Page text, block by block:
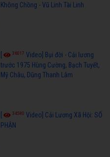
Không Chồng - Vũ Linh Tài Linh
36017 Video] Bụi đời - Cải lương
trước 1975 Hùng Cường, Bạch Tuyết,
Mỹ Châu, Dũng Thanh Lâm
34580 Video] Cải Lương Xã Hội: SỐ
PHẬN